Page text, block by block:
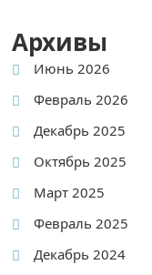
Архивы
Июнь 2026
Февраль 2026
Декабрь 2025
Октябрь 2025
Март 2025
Февраль 2025
Декабрь 2024